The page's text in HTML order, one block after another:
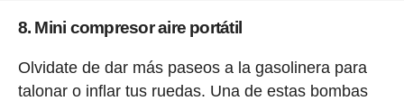
8. Mini compresor aire portátil
Olvidate de dar más paseos a la gasolinera para
talonar o inflar tus ruedas. Una de estas bombas